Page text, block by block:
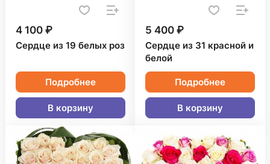
4 100 ₽
Сердце из 19 белых роз
Подробнее
В корзину
5 400 ₽
Сердце из 31 красной и
белой
Подробнее
В корзину